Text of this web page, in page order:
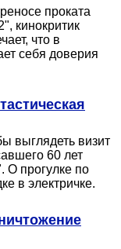
проката
кинокритик
что в
себя доверия
выглядеть визит
60 лет
О прогулке по
в электричке.